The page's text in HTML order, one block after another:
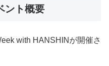
ント概要
with HANSHINが開催さ